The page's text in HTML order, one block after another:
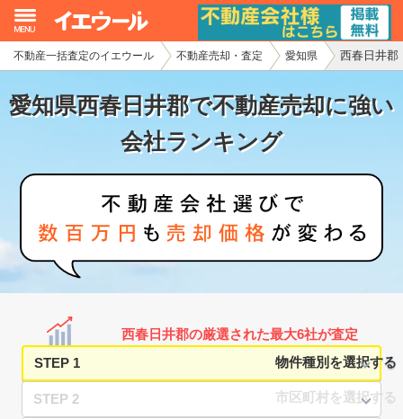
不動産一括査定のイエウール 不動産売却・査定 愛知県 西春日井郡
愛知県西春日井郡で不動産売却に強い
会社ランキング
西春日井郡の厳選された最大6社が査定
STEP 1
STEP 2
イエウール加盟希望の不動産会社様
初めての方へ
不動産の売却・一括査定
家査定シミュレーター
お問い合わせ